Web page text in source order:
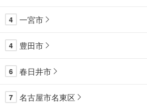
4 一宮市
4 豊田市
6 春日井市
7 名古屋市名東区